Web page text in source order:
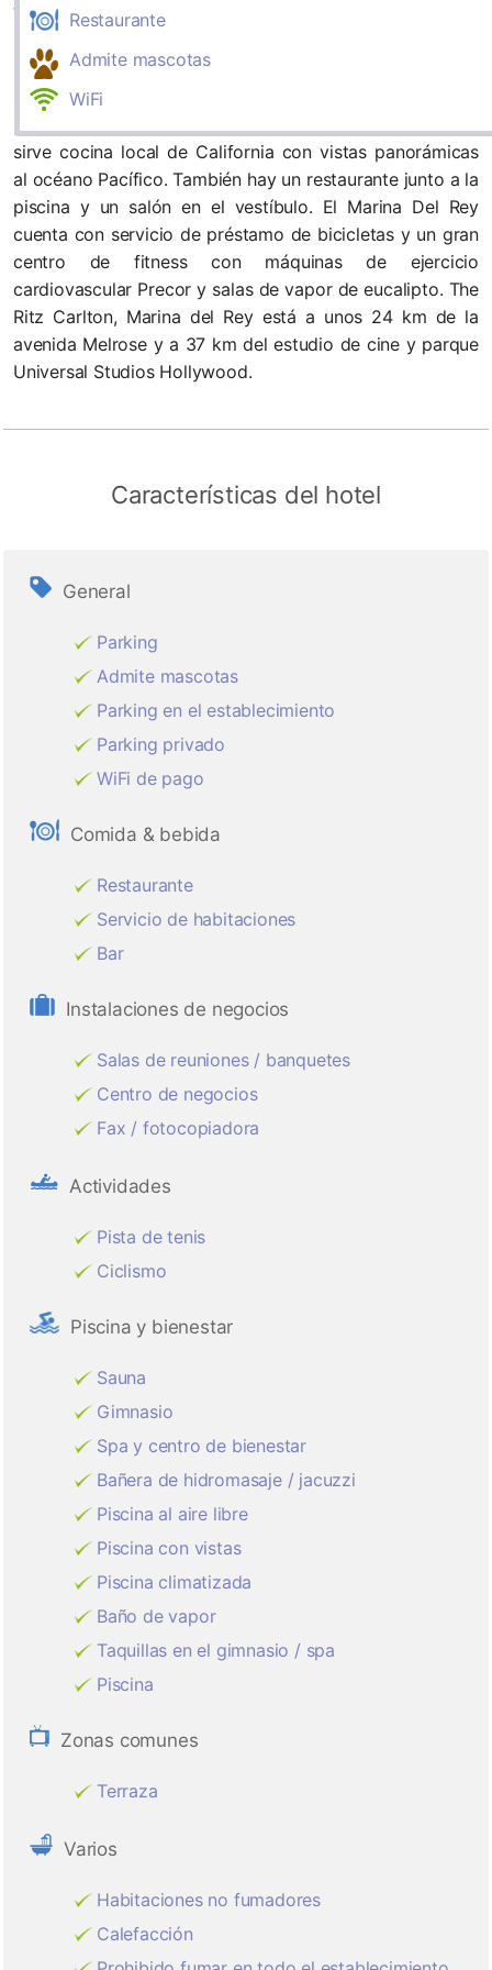
Restaurante
Admite mascotas
WiFi
Venice y a unos 8 km del aeropuerto internacional de
habitaciones del Ritz-Carlton, Marina Del Rey incluyen
muebles de madera pulida, alfombras de lujo, balcón
sirve cocina local de California con vistas panorámicas
al océano Pacífico. También hay un restaurante junto a la
piscina y un salón en el vestíbulo. El Marina Del Rey
cuenta con servicio de préstamo de bicicletas y un gran
centro de fitness con máquinas de ejercicio
cardiovascular Precor y salas de vapor de eucalipto. The
Ritz Carlton, Marina del Rey está a unos 24 km de la
avenida Melrose y a 37 km del estudio de cine y parque
Universal Studios Hollywood.
Características del hotel
General
Parking
Admite mascotas
Parking en el establecimiento
Parking privado
WiFi de pago
Comida & bebida
Restaurante
Servicio de habitaciones
Bar
Instalaciones de negocios
Salas de reuniones / banquetes
Centro de negocios
Fax / fotocopiadora
Actividades
Pista de tenis
Ciclismo
Piscina y bienestar
Sauna
Gimnasio
Spa y centro de bienestar
Bañera de hidromasaje / jacuzzi
Piscina al aire libre
Piscina con vistas
Piscina climatizada
Baño de vapor
Taquillas en el gimnasio / spa
Piscina
Zonas comunes
Terraza
Varios
Habitaciones no fumadores
Calefacción